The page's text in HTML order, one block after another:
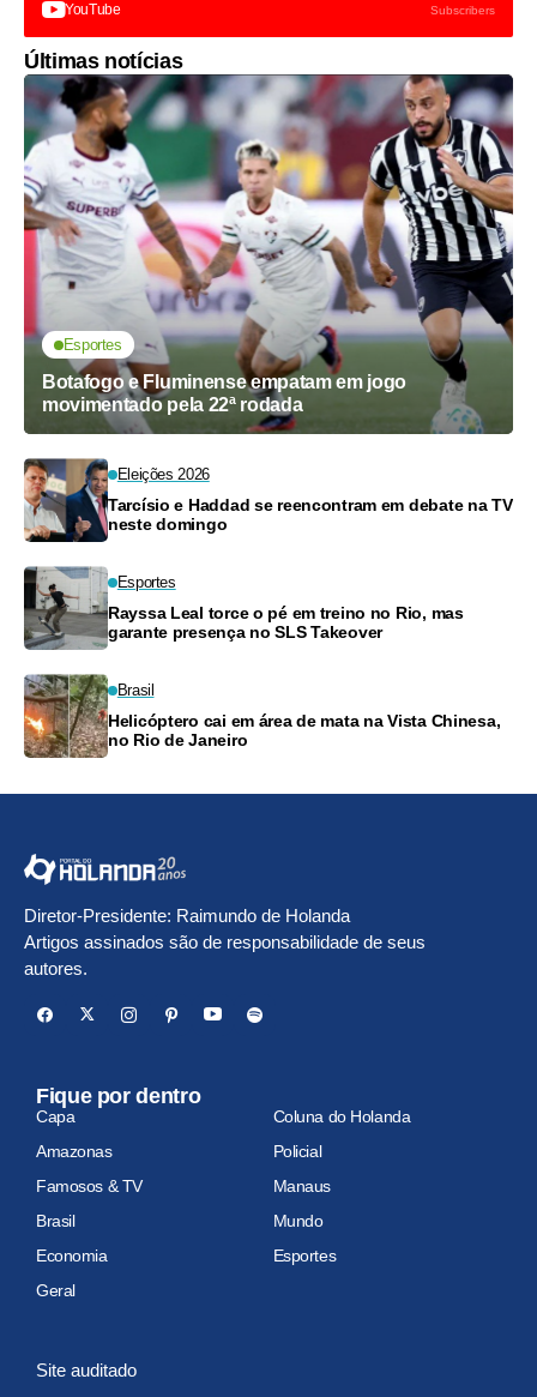
YouTube Subscribers
Últimas notícias
Esportes
Botafogo e Fluminense empatam em jogo
movimentado pela 22ª rodada
Eleições 2026
Tarcísio e Haddad se reencontram em debate na TV
neste domingo
Esportes
Rayssa Leal torce o pé em treino no Rio, mas
garante presença no SLS Takeover
Brasil
Helicóptero cai em área de mata na Vista Chinesa,
no Rio de Janeiro
Diretor-Presidente: Raimundo de Holanda
Artigos assinados são de responsabilidade de seus
autores.
Fique por dentro
Capa
Coluna do Holanda
Amazonas
Policial
Famosos & TV
Manaus
Brasil
Mundo
Economia
Esportes
Geral
Site auditado